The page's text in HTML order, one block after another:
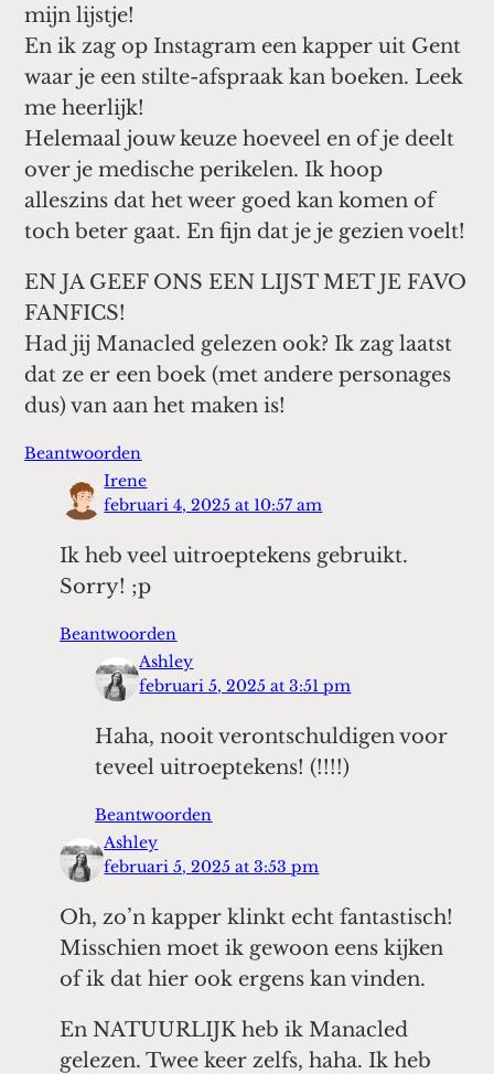
mijn lijstje!
En ik zag op Instagram een kapper uit Gent
waar je een stilte-afspraak kan boeken. Leek
me heerlijk!
Helemaal jouw keuze hoeveel en of je deelt
over je medische perikelen. Ik hoop
alleszins dat het weer goed kan komen of
toch beter gaat. En fijn dat je je gezien voelt!
EN JA GEEF ONS EEN LIJST MET JE FAVO
FANFICS!
Had jij Manacled gelezen ook? Ik zag laatst
dat ze er een boek (met andere personages
dus) van aan het maken is!
Beantwoorden
Irene
februari 4, 2025 at 10:57 am
Ik heb veel uitroeptekens gebruikt.
Sorry! ;p
Beantwoorden
Ashley
februari 5, 2025 at 3:51 pm
Haha, nooit verontschuldigen voor
teveel uitroeptekens! (!!!!)
Beantwoorden
Ashley
februari 5, 2025 at 3:53 pm
Oh, zo’n kapper klinkt echt fantastisch!
Misschien moet ik gewoon eens kijken
of ik dat hier ook ergens kan vinden.
En NATUURLIJK heb ik Manacled
gelezen. Twee keer zelfs, haha. Ik heb